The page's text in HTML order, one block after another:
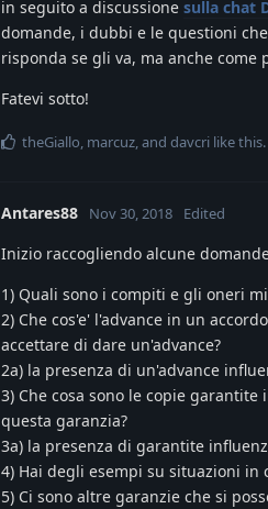
in seguito a discussione sulla chat
domande, i dubbi e le questioni
risponda se gli va, ma anche
Fatevi sotto!
theGiallo, marcuz, and davcri like this.
Antares88 Nov 30, 2018 Edited
Inizio raccogliendo alcune
1) Quali sono i compiti e gli oneri
2) Che cos'e' l'advance in un
accettare di dare un'advance?
2a) la presenza di un'advance
3) Che cosa sono le copie
questa garanzia?
3a) la presenza di garantite
4) Hai degli esempi su situazioni in
5) Ci sono altre garanzie che si